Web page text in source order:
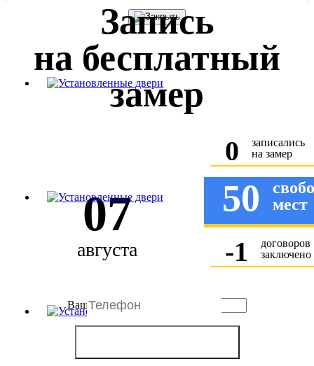
Запись
на бесплатный
замер
07
августа
0
записались
на замер
50
мест
-1
договоров
заключено
Ваше имя